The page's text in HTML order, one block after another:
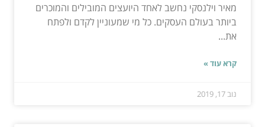
מאיר וילנסקי נחשב לאחד היועצים המובילים והמוכרים
ביותר בעולם העסקים. כל מי שמעוניין לקדם ולפתח
את...
קרא עוד »
נוב 17, 2019